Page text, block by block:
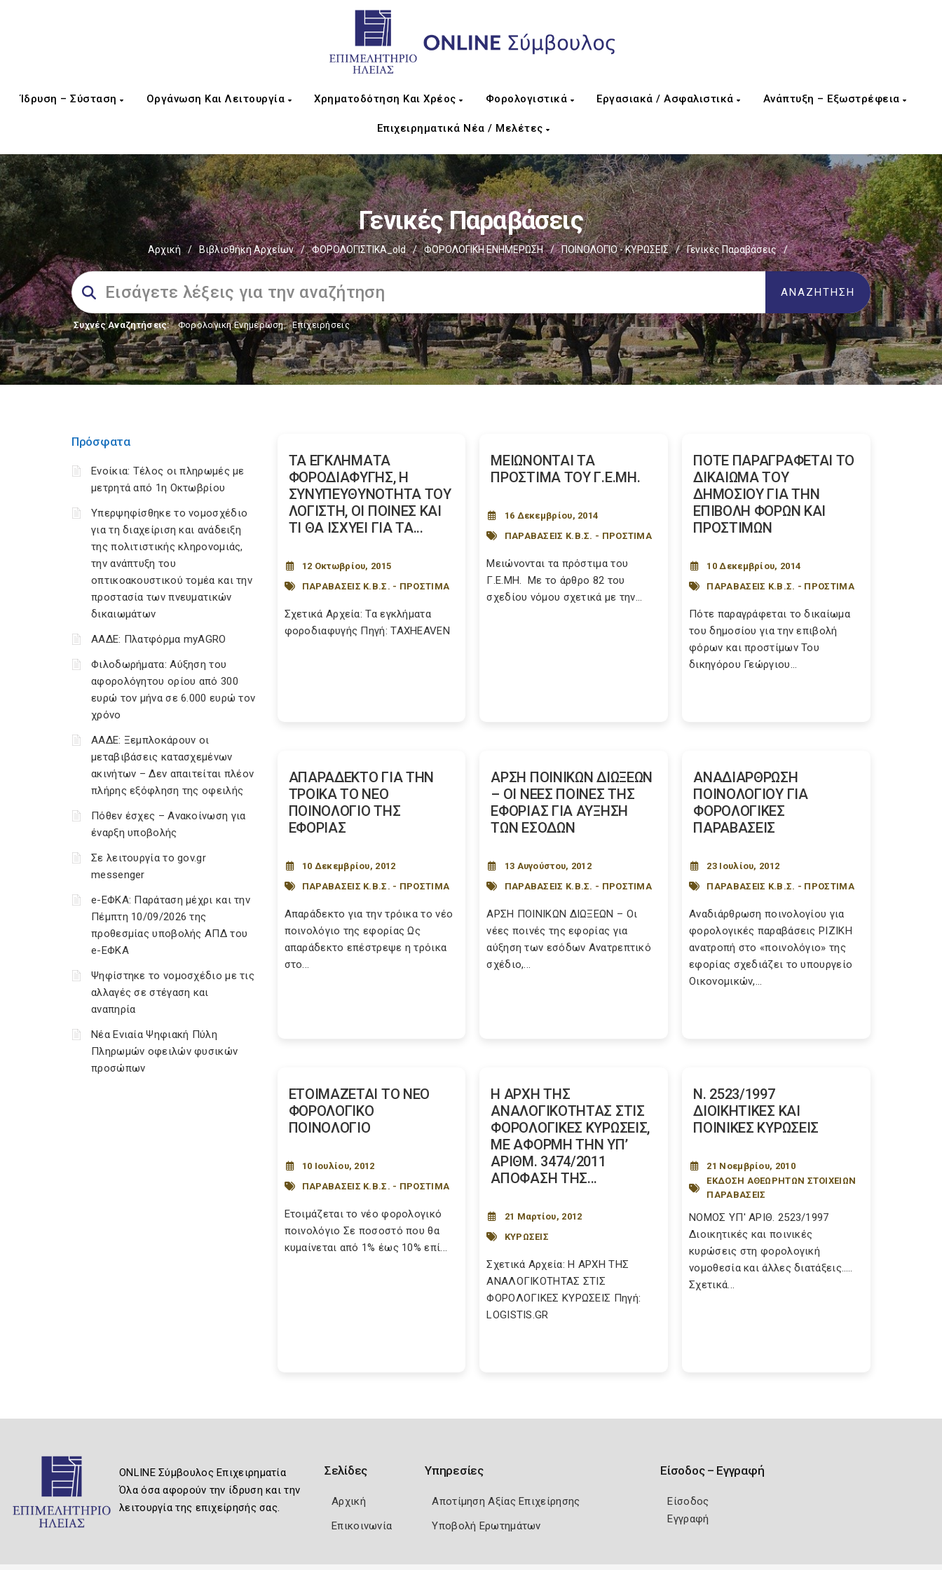
Ίδρυση – Σύσταση Οργάνωση Και Λειτουργία Χρηματοδότηση Και Χρέος Φορολογιστικά Εργασιακά / Ασφαλιστικά Ανάπτυξη – Εξωστρέφεια
Επιχειρηματικά Νέα / Μελέτες
Γενικές Παραβάσεις
Αρχική / Βιβλιοθήκη Αρχείων / ΦΟΡΟΛΟΓΙΣΤΙΚΑ_old / ΦΟΡΟΛΟΓΙΚΗ ΕΝΗΜΕΡΩΣΗ / ΠΟΙΝΟΛΟΓΙΟ - ΚΥΡΩΣΕΙΣ / Γενικές Παραβάσεις /
Συχνές Αναζητήσεις: Φορολογικη Ενημέρωση, Επιχειρήσεις
Πρόσφατα
Ενοίκια: Τέλος οι πληρωμές με
μετρητά από 1η Οκτωβρίου
Υπερψηφίσθηκε το νομοσχέδιο
για τη διαχείριση και ανάδειξη
της πολιτιστικής κληρονομιάς,
την ανάπτυξη του
οπτικοακουστικού τομέα και την
προστασία των πνευματικών
δικαιωμάτων
ΑΑΔΕ: Πλατφόρμα myAGRO
Φιλοδωρήματα: Αύξηση του
αφορολόγητου ορίου από 300
ευρώ τον μήνα σε 6.000 ευρώ τον
χρόνο
ΑΑΔΕ: Ξεμπλοκάρουν οι
μεταβιβάσεις κατασχεμένων
ακινήτων – Δεν απαιτείται πλέον
πλήρης εξόφληση της οφειλής
Πόθεν έσχες – Ανακοίνωση για
έναρξη υποβολής
Σε λειτουργία το gov.gr
messenger
e-ΕΦΚΑ: Παράταση μέχρι και την
Πέμπτη 10/09/2026 της
προθεσμίας υποβολής ΑΠΔ του
e-ΕΦΚΑ
Ψηφίστηκε το νομοσχέδιο με τις
αλλαγές σε στέγαση και
αναπηρία
Νέα Ενιαία Ψηφιακή Πύλη
Πληρωμών οφειλών φυσικών
προσώπων
ΤΑ ΕΓΚΛΗΜΑΤΑ
ΦΟΡΟΔΙΑΦΥΓΗΣ, Η
ΣΥΝΥΠΕΥΘΥΝΟΤΗΤΑ ΤΟΥ
ΛΟΓΙΣΤΗ, ΟΙ ΠΟΙΝΕΣ ΚΑΙ
ΤΙ ΘΑ ΙΣΧΥΕΙ ΓΙΑ ΤΑ...
12 Οκτωβρίου, 2015
ΠΑΡΑΒΑΣΕΙΣ Κ.Β.Σ. - ΠΡΟΣΤΙΜΑ
Σχετικά Αρχεία: Τα εγκλήματα
φοροδιαφυγής Πηγή: TAXHEAVEN
ΜΕΙΩΝΟΝΤΑΙ ΤΑ
ΠΡΟΣΤΙΜΑ ΤΟΥ Γ.Ε.ΜΗ.
16 Δεκεμβρίου, 2014
ΠΑΡΑΒΑΣΕΙΣ Κ.Β.Σ. - ΠΡΟΣΤΙΜΑ
Μειώνονται τα πρόστιμα του
Γ.Ε.ΜΗ. Με το άρθρο 82 του
σχεδίου νόμου σχετικά με την...
ΠΟΤΕ ΠΑΡΑΓΡΑΦΕΤΑΙ ΤΟ
ΔΙΚΑΙΩΜΑ ΤΟΥ
ΔΗΜΟΣΙΟΥ ΓΙΑ ΤΗΝ
ΕΠΙΒΟΛΗ ΦΟΡΩΝ ΚΑΙ
ΠΡΟΣΤΙΜΩΝ
10 Δεκεμβρίου, 2014
ΠΑΡΑΒΑΣΕΙΣ Κ.Β.Σ. - ΠΡΟΣΤΙΜΑ
Πότε παραγράφεται το δικαίωμα
του δημοσίου για την επιβολή
φόρων και προστίμων Του
δικηγόρου Γεώργιου...
ΑΠΑΡΑΔΕΚΤΟ ΓΙΑ ΤΗΝ
ΤΡΟΙΚΑ ΤΟ ΝΕΟ
ΠΟΙΝΟΛΟΓΙΟ ΤΗΣ
ΕΦΟΡΙΑΣ
10 Δεκεμβρίου, 2012
ΠΑΡΑΒΑΣΕΙΣ Κ.Β.Σ. - ΠΡΟΣΤΙΜΑ
Απαράδεκτο για την τρόικα το νέο
ποινολόγιο της εφορίας Ως
απαράδεκτο επέστρεψε η τρόικα
στο...
ΑΡΣΗ ΠΟΙΝΙΚΩΝ ΔΙΩΞΕΩΝ
– ΟΙ ΝΕΕΣ ΠΟΙΝΕΣ ΤΗΣ
ΕΦΟΡΙΑΣ ΓΙΑ ΑΥΞΗΣΗ
ΤΩΝ ΕΣΟΔΩΝ
13 Αυγούστου, 2012
ΠΑΡΑΒΑΣΕΙΣ Κ.Β.Σ. - ΠΡΟΣΤΙΜΑ
ΑΡΣΗ ΠΟΙΝΙΚΩΝ ΔΙΩΞΕΩΝ – Οι
νέες ποινές της εφορίας για
αύξηση των εσόδων Ανατρεπτικό
σχέδιο,...
ΑΝΑΔΙΑΡΘΡΩΣΗ
ΠΟΙΝΟΛΟΓΙΟΥ ΓΙΑ
ΦΟΡΟΛΟΓΙΚΕΣ
ΠΑΡΑΒΑΣΕΙΣ
23 Ιουλίου, 2012
ΠΑΡΑΒΑΣΕΙΣ Κ.Β.Σ. - ΠΡΟΣΤΙΜΑ
Αναδιάρθρωση ποινολογίου για
φορολογικές παραβάσεις ΡΙΖΙΚΗ
ανατροπή στο «ποινολόγιο» της
εφορίας σχεδιάζει το υπουργείο
Οικονομικών,...
ΕΤΟΙΜΑΖΕΤΑΙ ΤΟ ΝΕΟ
ΦΟΡΟΛΟΓΙΚΟ
ΠΟΙΝΟΛΟΓΙΟ
10 Ιουλίου, 2012
ΠΑΡΑΒΑΣΕΙΣ Κ.Β.Σ. - ΠΡΟΣΤΙΜΑ
Ετοιμάζεται το νέο φορολογικό
ποινολόγιο Σε ποσοστό που θα
κυμαίνεται από 1% έως 10% επί...
Η ΑΡΧΗ ΤΗΣ
ΑΝΑΛΟΓΙΚΟΤΗΤΑΣ ΣΤΙΣ
ΦΟΡΟΛΟΓΙΚΕΣ ΚΥΡΩΣΕΙΣ,
ΜΕ ΑΦΟΡΜΗ ΤΗΝ ΥΠ’
ΑΡΙΘΜ. 3474/2011
ΑΠΟΦΑΣΗ ΤΗΣ...
21 Μαρτίου, 2012
ΚΥΡΩΣΕΙΣ
Σχετικά Αρχεία: Η ΑΡΧΗ ΤΗΣ
ΑΝΑΛΟΓΙΚΟΤΗΤΑΣ ΣΤΙΣ
ΦΟΡΟΛΟΓΙΚΕΣ ΚΥΡΩΣΕΙΣ Πηγή:
LOGISTIS.GR
Ν. 2523/1997
ΔΙΟΙΚΗΤΙΚΕΣ ΚΑΙ
ΠΟΙΝΙΚΕΣ ΚΥΡΩΣΕΙΣ
21 Νοεμβρίου, 2010
ΕΚΔΟΣΗ ΑΘΕΩΡΗΤΩΝ ΣΤΟΙΧΕΙΩΝ
ΠΑΡΑΒΑΣΕΙΣ
ΝΟΜΟΣ ΥΠ' ΑΡΙΘ. 2523/1997
Διοικητικές και ποινικές
κυρώσεις στη φορολογική
νομοθεσία και άλλες διατάξεις…..
Σχετικά...
ONLINE Σύμβουλος Επιχειρηματία
Όλα όσα αφορούν την ίδρυση και την
λειτουργία της επιχείρησής σας.
Σελίδες
Αρχική
Επικοινωνία
Υπηρεσίες
Αποτίμηση Αξίας Επιχείρησης
Υποβολή Ερωτημάτων
Είσοδος – Εγγραφή
Είσοδος
Εγγραφή